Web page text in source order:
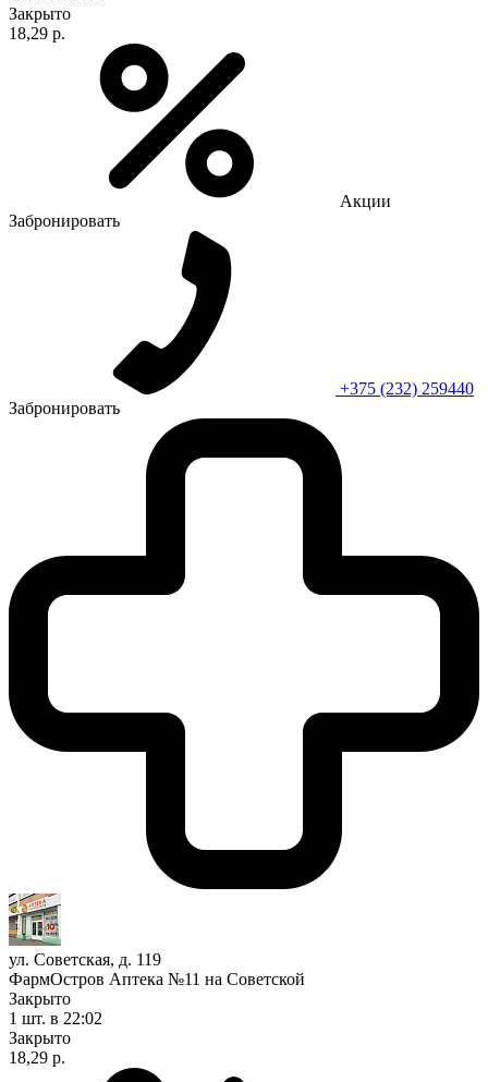
Закрыто
18,29 р.
Акции
Забронировать
+375 (232) 259440
Забронировать
ул. Советская, д. 119
ФармОстров Аптека №11 на Советской
Закрыто
1 шт. в 22:02
Закрыто
18,29 р.